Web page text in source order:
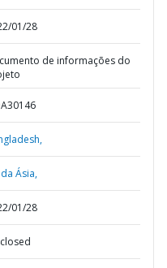
01/28
de informações do
da Ásia,
01/28